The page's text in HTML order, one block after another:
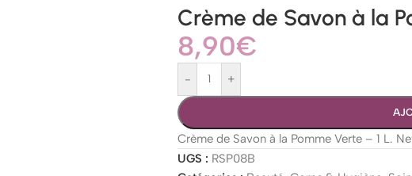
Crème de Savon à la
8,90€
- +
Crème de Savon à la Pomme Verte – 1 L.
UGS : RSP08B